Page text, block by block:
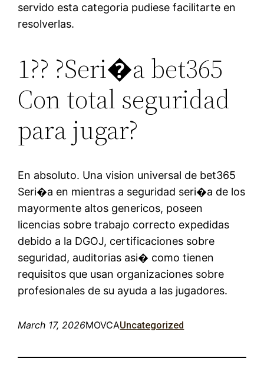
servido esta categoria pudiese facilitarte en
resolverlas.
1?? ?Seri�a bet365
Con total seguridad
para jugar?
En absoluto. Una vision universal de bet365
Seri�a en mientras a seguridad seri�a de los
mayormente altos genericos, poseen
licencias sobre trabajo correcto expedidas
debido a la DGOJ, certificaciones sobre
seguridad, auditorias asi� como tienen
requisitos que usan organizaciones sobre
profesionales de su ayuda a las jugadores.
March 17, 2026MOVCAUncategorized